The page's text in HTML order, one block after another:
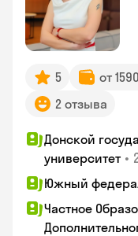
5 от
2 отзыва
Донской
университет •
Южный
Частное